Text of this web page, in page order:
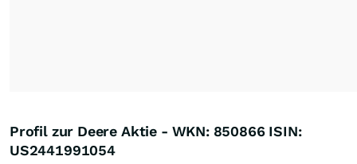
Profil zur Deere Aktie - WKN: 850866 ISIN:
US2441991054